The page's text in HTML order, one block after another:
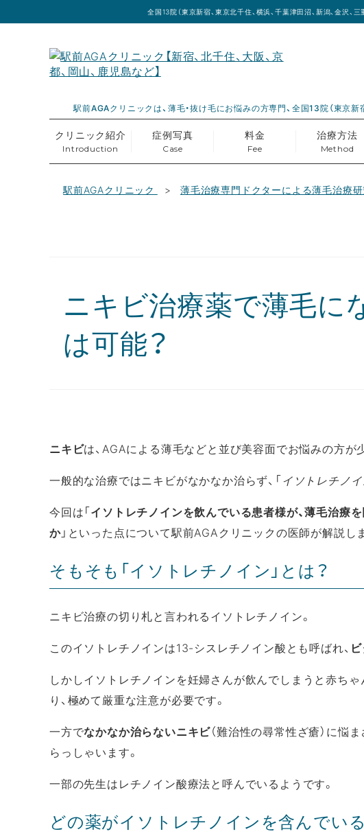
全国13院（東京新宿、東京北千住、横浜、千葉津田沼、新潟、金沢、
駅前AGAクリニックは、薄毛・抜け毛にお悩みの方専門、全国13院（東京新
クリニック紹介
Introduction
症例写真
Case
料金
Fee
治療方法
Method
駅前AGAクリニック 薄毛治療専門ドクターによる薄毛治療
ニキビ治療薬で薄毛に
は可能？
ニキビは、AGAによる薄毛などと並び美容面でお悩みの方が
一般的な治療ではニキビがなかなか治らず、「イソトレチノ
今回は「イソトレチノインを飲んでいる患者様が、薄毛治療
か」といった点について駅前AGAクリニックの医師が解説し
そもそも「イソトレチノイン」とは？
ニキビ治療の切り札と言われるイソトレチノイン。
このイソトレチノインは13-シスレチノイン酸とも呼ばれ、
しかしイソトレチノインを妊婦さんが飲んでしまうと赤ちゃ
り、極めて厳重な注意が必要です。
一方でなかなか治らないニキビ（難治性の尋常性ざ瘡）に悩
らっしゃいます。
一部の先生はレチノイン酸療法と呼んでいるようです。
どの薬がイソトレチノインを含んでい